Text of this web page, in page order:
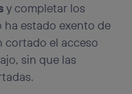
y completar los
ha estado exento de
cortado el acceso
sin que las